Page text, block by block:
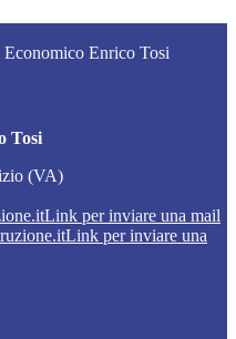
Enrico Tosi
Tosi
(VA)
Link per inviare una mail
Link per inviare una